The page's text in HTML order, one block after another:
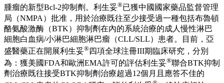
所有獲批適應症均已被納入中國國家醫保藥品目錄
（NRDL）。目前，亞盛醫藥正在開展耐立克
三項全球注冊
III期臨床研究，分別為：獲美國FDA和歐洲EMA許可的評估
耐立克 ®治療新診斷費城染色體陽性急性淋巴細胞白血病
（Ph+ ALL）患者POLARIS-1研究；獲美國FDA和歐洲EMA
許可的評估耐立克®治療經治CML-CP成年患者的POLARIS-2
研究；評估耐立克®治療SDH-缺陷型GIST患者的POLARIS-3